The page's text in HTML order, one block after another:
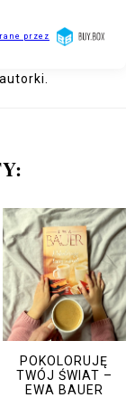
POKOLORUJĘ
TWÓJ ŚWIAT –
EWA BAUER